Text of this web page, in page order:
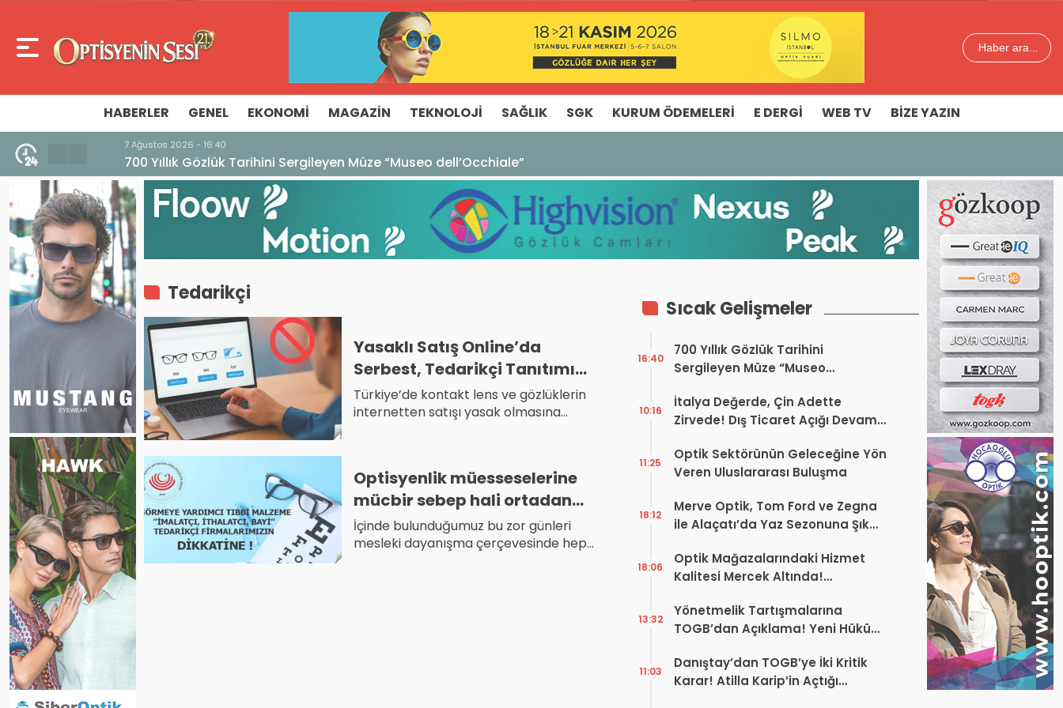
Haber ara...
HABERLER GENEL EKONOMI MAGAZIN TEKNOLOJI SAĞLIK SGK KURUM ÖDEMELERI E DERGI WEB TV BIZE YAZIN
7 Ağustos 2026 - 16:40
700 Yıllık Gözlük Tarihini Sergileyen Müze “Museo dell’Occhiale”
Tedarikçi
Yasaklı Satış Online’da
Serbest, Tedarikçi Tanıtımı
Yasak!
Türkiye’de kontakt lens ve gözlüklerin
internetten satışı yasak olmasına
hızına yetişemiyor.
Optisyenlik müesseselerine
mücbir sebep hali ortadan
kalkıncaya kadar ödeme
kolaylığı yapılması hk.
İçinde bulunduğumuz bu zor günleri
mesleki dayanışma çerçevesinde hep
Sıcak Gelişmeler
700 Yıllık Gözlük Tarihini
Sergileyen Müze “Museo
16:40
İtalya Değerde, Çin Adette
Zirvede! Dış Ticaret Açığı Devam
10:16
Optik Sektörünün Geleceğine Yön
Veren Uluslararası Buluşma
11:25
Merve Optik, Tom Ford ve Zegna
ile Alaçatı’da Yaz Sezonuna Şık
18:12
Optik Mağazalarındaki Hizmet
Kalitesi Mercek Altında!
Şekillendirebilir
18:06
Yönetmelik Tartışmalarına
TOGB’dan Açıklama! Yeni Hüküm
13:32
Danıştay’dan TOGB’ye İki Kritik
Karar! Atilla Karip’in Açtığı
11:03